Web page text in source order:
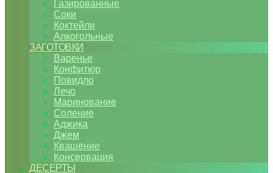
Газированные
Соки
Коктейли
Алкогольные
ЗАГОТОВКИ
Варенье
Конфитюр
Повидло
Лечо
Маринование
Соление
Аджика
Джем
Квашение
Консервация
ДЕСЕРТЫ